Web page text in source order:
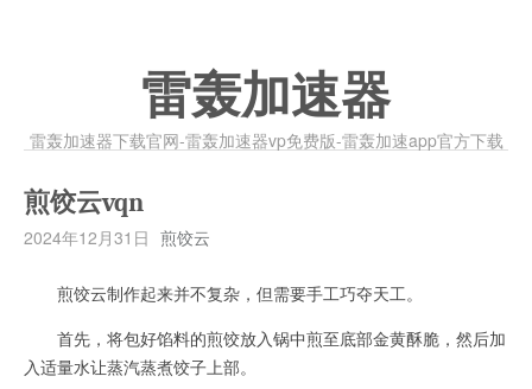
雷轰加速器
雷轰加速器下载官网-雷轰加速器vp免费版-雷轰加速app官方下载
煎饺云vqn
2024年12月31日 煎饺云
煎饺云制作起来并不复杂，但需要手工巧夺天工。
首先，将包好馅料的煎饺放入锅中煎至底部金黄酥脆，然后加
入适量水让蒸汽蒸煮饺子上部。